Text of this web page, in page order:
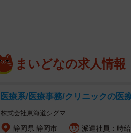
まいどなの求人情報
医療系/医療事務/クリニックの医
株式会社東海道シグマ
静岡県 静岡市 派遣社員：時